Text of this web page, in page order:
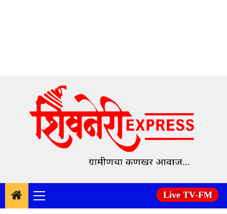
content
Primary
Menu
Live TV-FM